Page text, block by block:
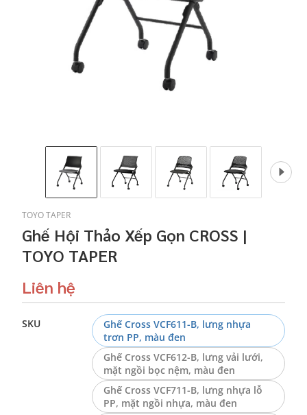
TOYO TAPER
Ghế Hội Thảo Xếp Gọn CROSS |
TOYO TAPER
Liên hệ
SKU
Ghế Cross VCF611-B, lưng nhựa
trơn PP, màu đen
Ghế Cross VCF612-B, lưng vải lưới,
mặt ngồi bọc nệm, màu đen
Ghế Cross VCF711-B, lưng nhựa lỗ
PP, mặt ngồi nhựa, màu đen